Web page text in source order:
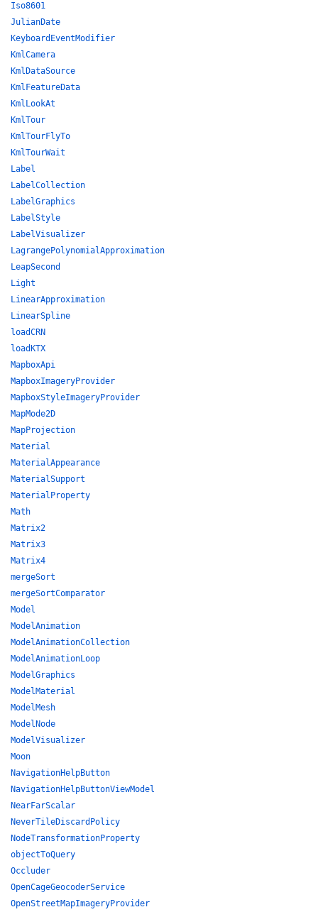
Iso8601
JulianDate
KeyboardEventModifier
KmlCamera
KmlDataSource
KmlFeatureData
KmlLookAt
KmlTour
KmlTourFlyTo
KmlTourWait
Label
LabelCollection
LabelGraphics
LabelStyle
LabelVisualizer
LagrangePolynomialApproximation
LeapSecond
Light
LinearApproximation
LinearSpline
loadCRN
loadKTX
MapboxApi
MapboxImageryProvider
MapboxStyleImageryProvider
MapMode2D
MapProjection
Material
MaterialAppearance
MaterialSupport
MaterialProperty
Math
Matrix2
Matrix3
Matrix4
mergeSort
mergeSortComparator
Model
ModelAnimation
ModelAnimationCollection
ModelAnimationLoop
ModelGraphics
ModelMaterial
ModelMesh
ModelNode
ModelVisualizer
Moon
NavigationHelpButton
NavigationHelpButtonViewModel
NearFarScalar
NeverTileDiscardPolicy
NodeTransformationProperty
objectToQuery
Occluder
OpenCageGeocoderService
OpenStreetMapImageryProvider